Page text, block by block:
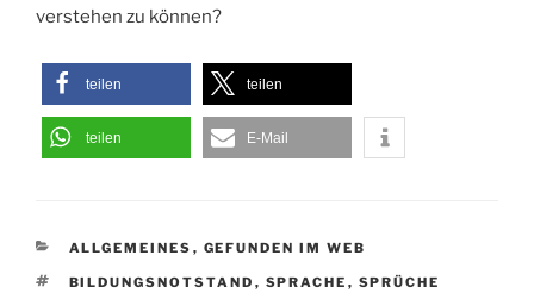
verstehen zu können?
teilen teilen
teilen E-Mail
KATEGORIEN
ALLGEMEINES , GEFUNDEN IM WEB
SCHLAGWÖRTER
BILDUNGSNOTSTAND , SPRACHE , SPRÜCHE